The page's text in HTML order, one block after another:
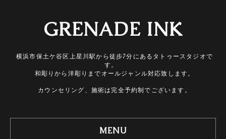
GRENADE INK
横浜市保土ケ谷区上星川駅から徒步7分にあるタトゥースタジオで
す。
和彫りから洋彫りまでオールジャンル対応致します。
カウンセリング、施術は完全予約制でございます。
MENU